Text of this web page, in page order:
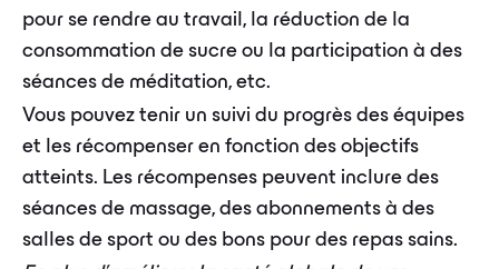
pour se rendre au travail, la réduction de la
consommation de sucre ou la participation à des
séances de méditation, etc.
Vous pouvez tenir un suivi du progrès des équipes
et les récompenser en fonction des objectifs
atteints. Les récompenses peuvent inclure des
séances de massage, des abonnements à des
salles de sport ou des bons pour des repas sains.